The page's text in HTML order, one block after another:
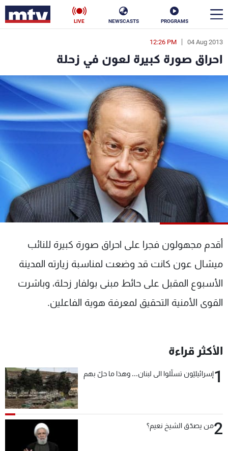
PROGRAMS
NEWSCASTS
LIVE
04 Aug 2013
12:26 PM
احراق صورة كبيرة لعون في زحلة
أقدم مجهولون فجرا على احراق صورة كبيرة للنائب
ميشال عون كانت قد وضعت لمناسبة زيارته المدينة
الأسبوع المقبل على حائط مبنى بولفار زحلة، وباشرت
القوى الأمنية التحقيق لمعرفة هوية الفاعلين.
الأكثر قراءة
1إسرائيليّون تسلّلوا الى لبنان... وهذا ما حلّ بهم
2من يصدّق الشيخ نعيم؟
en
الأخبار
سياسة ناس
إقتصاد فن
منوعات رياضة
كأس العالم
البرامج
جدول البرامج
شاهد البرامج
الترددات
عن MTV
لاعلاناتكم
وظائف
شروط الإسـتخدام